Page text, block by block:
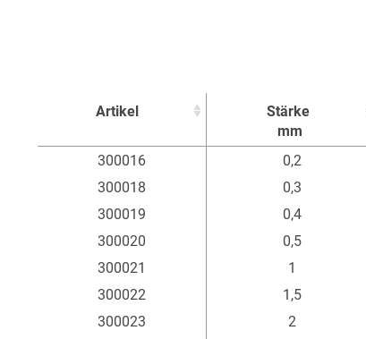
Artikel
Stärke
mm
Artikel
Stärke
300016 0,2
300018
0,3
300019
0,4
300020
0,5
300021
1
300022
1,5
300023
2